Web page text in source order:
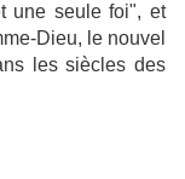
une seule foi", et
Dieu, le nouvel
les siècles des